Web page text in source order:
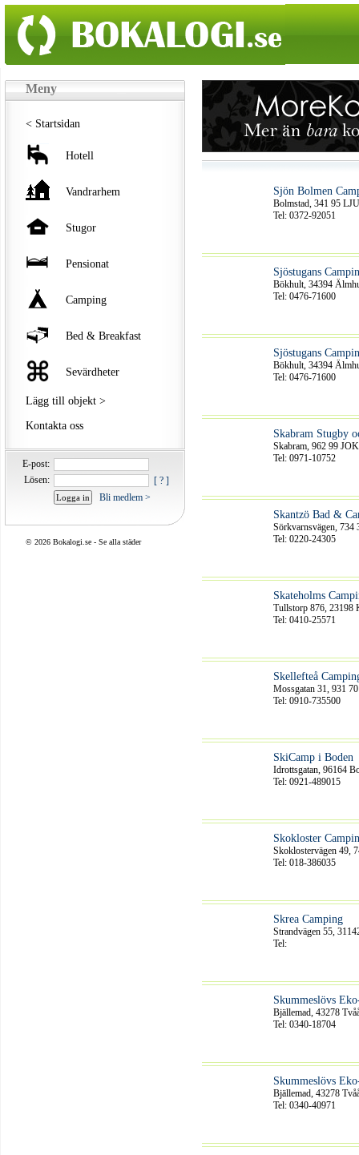
Meny
< Startsidan
Hotell
Vandrarhem
Stugor
Pensionat
Camping
Bed & Breakfast
Sevärdheter
Lägg till objekt >
Kontakta oss
E-post:
Lösen:
[ ? ]
Bli medlem >
© 2026 Bokalogi.se - Se alla städer
Sjön Bolmen
Bolmstad, 341 95
Tel: 0372-92051
Sjöstugans
Bökhult, 34394
Tel: 0476-71600
Sjöstugans
Bökhult, 34394
Tel: 0476-71600
Skabram Stugby
Skabram, 962 99
Tel: 0971-10752
Skantzö Bad &
Sörkvarnsvägen,
Tel: 0220-24305
Skateholms
Tullstorp 876, 23198
Tel: 0410-25571
Skellefteå
Mossgatan 31, 931
Tel: 0910-735500
SkiCamp i Boden
Idrottsgatan, 96164
Tel: 0921-489015
Skokloster
Skoklostervägen 49,
Tel: 018-386035
Skrea Camping
Strandvägen 55,
Tel:
Skummeslövs
Bjällemad, 43278
Tel: 0340-18704
Skummeslövs
Bjällemad, 43278
Tel: 0340-40971